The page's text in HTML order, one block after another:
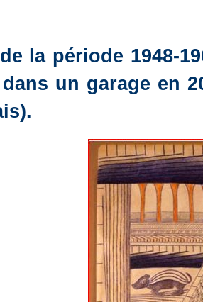
la période 1948-
un garage en